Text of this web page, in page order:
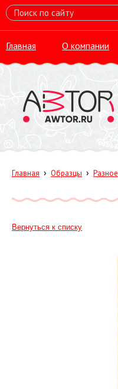
Главная О компании
Главная › Образцы › Разное
Вернуться к списку